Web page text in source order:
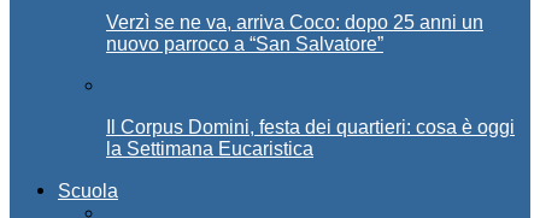
Verzì se ne va, arriva Coco: dopo 25 anni un
nuovo parroco a “San Salvatore”
Il Corpus Domini, festa dei quartieri: cosa è oggi
la Settimana Eucaristica
Scuola